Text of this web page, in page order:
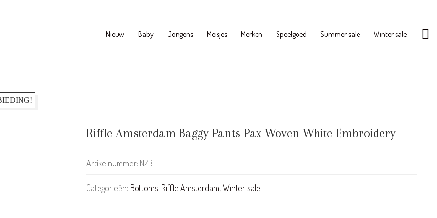
Nieuw Baby Jongens Meisjes Merken Speelgoed Summer sale Winter sale
Riffle Amsterdam Baggy Pants Pax Woven White Embroidery
Artikelnummer: N/B
Categorieën: Bottoms, Riffle Amsterdam,Winter sale